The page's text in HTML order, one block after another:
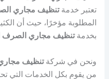
تعتبر خدمةتنظيف مجاري
المطلوبة مؤخرًا، حيث أن
بخدمةتنظيف مجاري الصرف
ونحن في شركةتنظيف
من يقوم بكل الخدمات التي